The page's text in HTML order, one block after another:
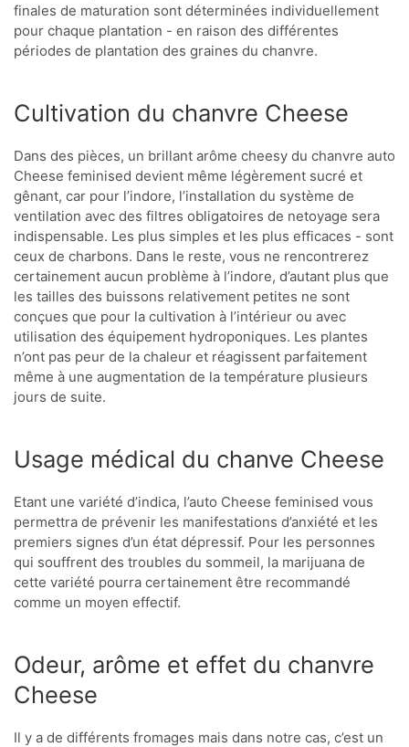
finales de maturation sont déterminées individuellement
pour chaque plantation - en raison des différentes
périodes de plantation des graines du chanvre.
Cultivation du chanvre Cheese
Dans des pièces, un brillant arôme cheesy du chanvre auto
Cheese feminised devient même légèrement sucré et
gênant, car pour l’indore, l’installation du système de
ventilation avec des filtres obligatoires de netoyage sera
indispensable. Les plus simples et les plus efficaces - sont
ceux de charbons. Dans le reste, vous ne rencontrerez
certainement aucun problème à l’indore, d’autant plus que
les tailles des buissons relativement petites ne sont
conçues que pour la cultivation à l’intérieur ou avec
utilisation des équipement hydroponiques. Les plantes
n’ont pas peur de la chaleur et réagissent parfaitement
même à une augmentation de la température plusieurs
jours de suite.
Usage médical du chanve Cheese
Etant une variété d’indica, l’auto Cheese feminised vous
permettra de prévenir les manifestations d’anxiété et les
premiers signes d’un état dépressif. Pour les personnes
qui souffrent des troubles du sommeil, la marijuana de
cette variété pourra certainement être recommandé
comme un moyen effectif.
Odeur, arôme et effet du chanvre
Cheese
Il y a de différents fromages mais dans notre cas, c’est un